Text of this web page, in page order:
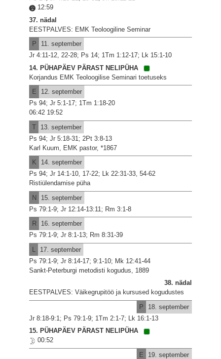
12:59
37. nädal
EESTPALVES: EMK Teoloogiline Seminar
P
11. september
Jr 4:11-12, 22-28; Ps 14; 1Tm 1:12-17; Lk 15:1-10
14. PÜHAPÄEV PÄRAST NELIPÜHA
Korjandus EMK Teoloogilise Seminari toetuseks
E
12. september
Ps 94; Jr 5:1-17; 1Tm 1:18-20
06:42 19:52
T
13. september
Ps 94; Jr 5:18-31; 2Pt 3:8-13
Karl Kuum, EMK pastor, *1867
K
14. september
Ps 94; Jr 14:1-10, 17-22; Lk 22:31-33, 54-62
Ristiülendamise püha
N
15. september
Ps 79:1-9; Jr 12:14-13:11; Rm 3:1-8
R
16. september
Ps 79:1-9; Jr 8:1-13; Rm 8:31-39
17. september
Ps 79:1-9; Jr 8:14-17; 9:1-10; Mk 12:41-44
Sankt-Peterburgi metodisti kogudus, 1889
38. nädal
EESTPALVES: Väikegrupitöö ja kursused kogudustes
P
18. september
Jr 8:18-9:1; Ps 79:1-9; 1Tm 2:1-7; Lk 16:1-13
15. PÜHAPÄEV PÄRAST NELIPÜHA
00:52
E
19. september